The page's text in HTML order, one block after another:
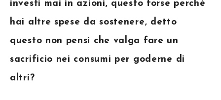
investi mai in azioni, questo forse perché
hai altre spese da sostenere, detto
questo non pensi che valga fare un
sacrificio nei consumi per goderne di
altri?